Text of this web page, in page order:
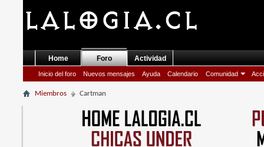
Home Foro
Inicio del foro Nuevos mensajes Ayuda Calendario Comunidad
Actividad
Miembros Cartman